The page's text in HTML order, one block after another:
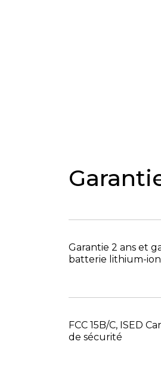
Garantie 2 ans et
batterie lithium-ion
FCC 15B/C, ISED
de sécurité